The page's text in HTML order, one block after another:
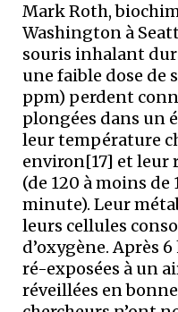
Mark Roth,
Washington à
souris inhalant
une faible dose de
ppm) perdent
plongées dans un
leur température
environ[17] et leur
(de 120 à moins
minute). Leur
leurs cellules
d’oxygène. Après
ré-exposées à un
réveillées en bonne